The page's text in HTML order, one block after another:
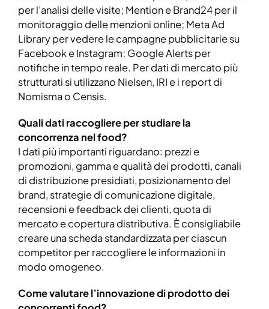
per l’analisi delle visite; Mention e Brand24 per il
monitoraggio delle menzioni online; Meta Ad
Library per vedere le campagne pubblicitarie su
Facebook e Instagram; Google Alerts per
notifiche in tempo reale. Per dati di mercato più
strutturati si utilizzano Nielsen, IRI e i report di
Nomisma o Censis.
Quali dati raccogliere per studiare la
concorrenza nel food?
I dati più importanti riguardano: prezzi e
promozioni, gamma e qualità dei prodotti, canali
di distribuzione presidiati, posizionamento del
brand, strategie di comunicazione digitale,
recensioni e feedback dei clienti, quota di
mercato e copertura distributiva. È consigliabile
creare una scheda standardizzata per ciascun
competitor per raccogliere le informazioni in
modo omogeneo.
Come valutare l’innovazione di prodotto dei